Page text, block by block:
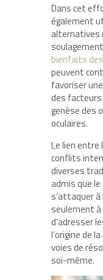
Dans cet
également
alternatives
bienfaits
peuvent
favoriser
des
genèse des
oculaires.
Le lien entre
conflits
diverses
admis que
s’attaquer à
seulement
d’adresser
l’origine de
voies de
soi-même.